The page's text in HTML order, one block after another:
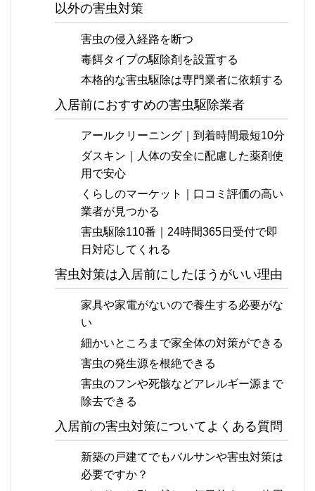
以外の害虫対策
害虫の侵入経路を断つ
毒餌タイプの駆除剤を設置する
本格的な害虫駆除は専門業者に依頼する
入居前におすすめの害虫駆除業者
アールクリーニング｜到着時間最短10分
ダスキン｜人体の安全に配慮した薬剤使
用で安心
くらしのマーケット｜口コミ評価の高い
業者が見つかる
害虫駆除110番｜24時間365日受付で即
日対応してくれる
害虫対策は入居前にしたほうがいい理由
家具や家電がないので養生する必要がな
い
細かいところまで家全体の対策ができる
害虫の発生源を根絶できる
害虫のフンや死骸などアレルギー源まで
除去できる
入居前の害虫対策についてよくある質問
新築の戸建てでもバルサンや害虫対策は
必要ですか？